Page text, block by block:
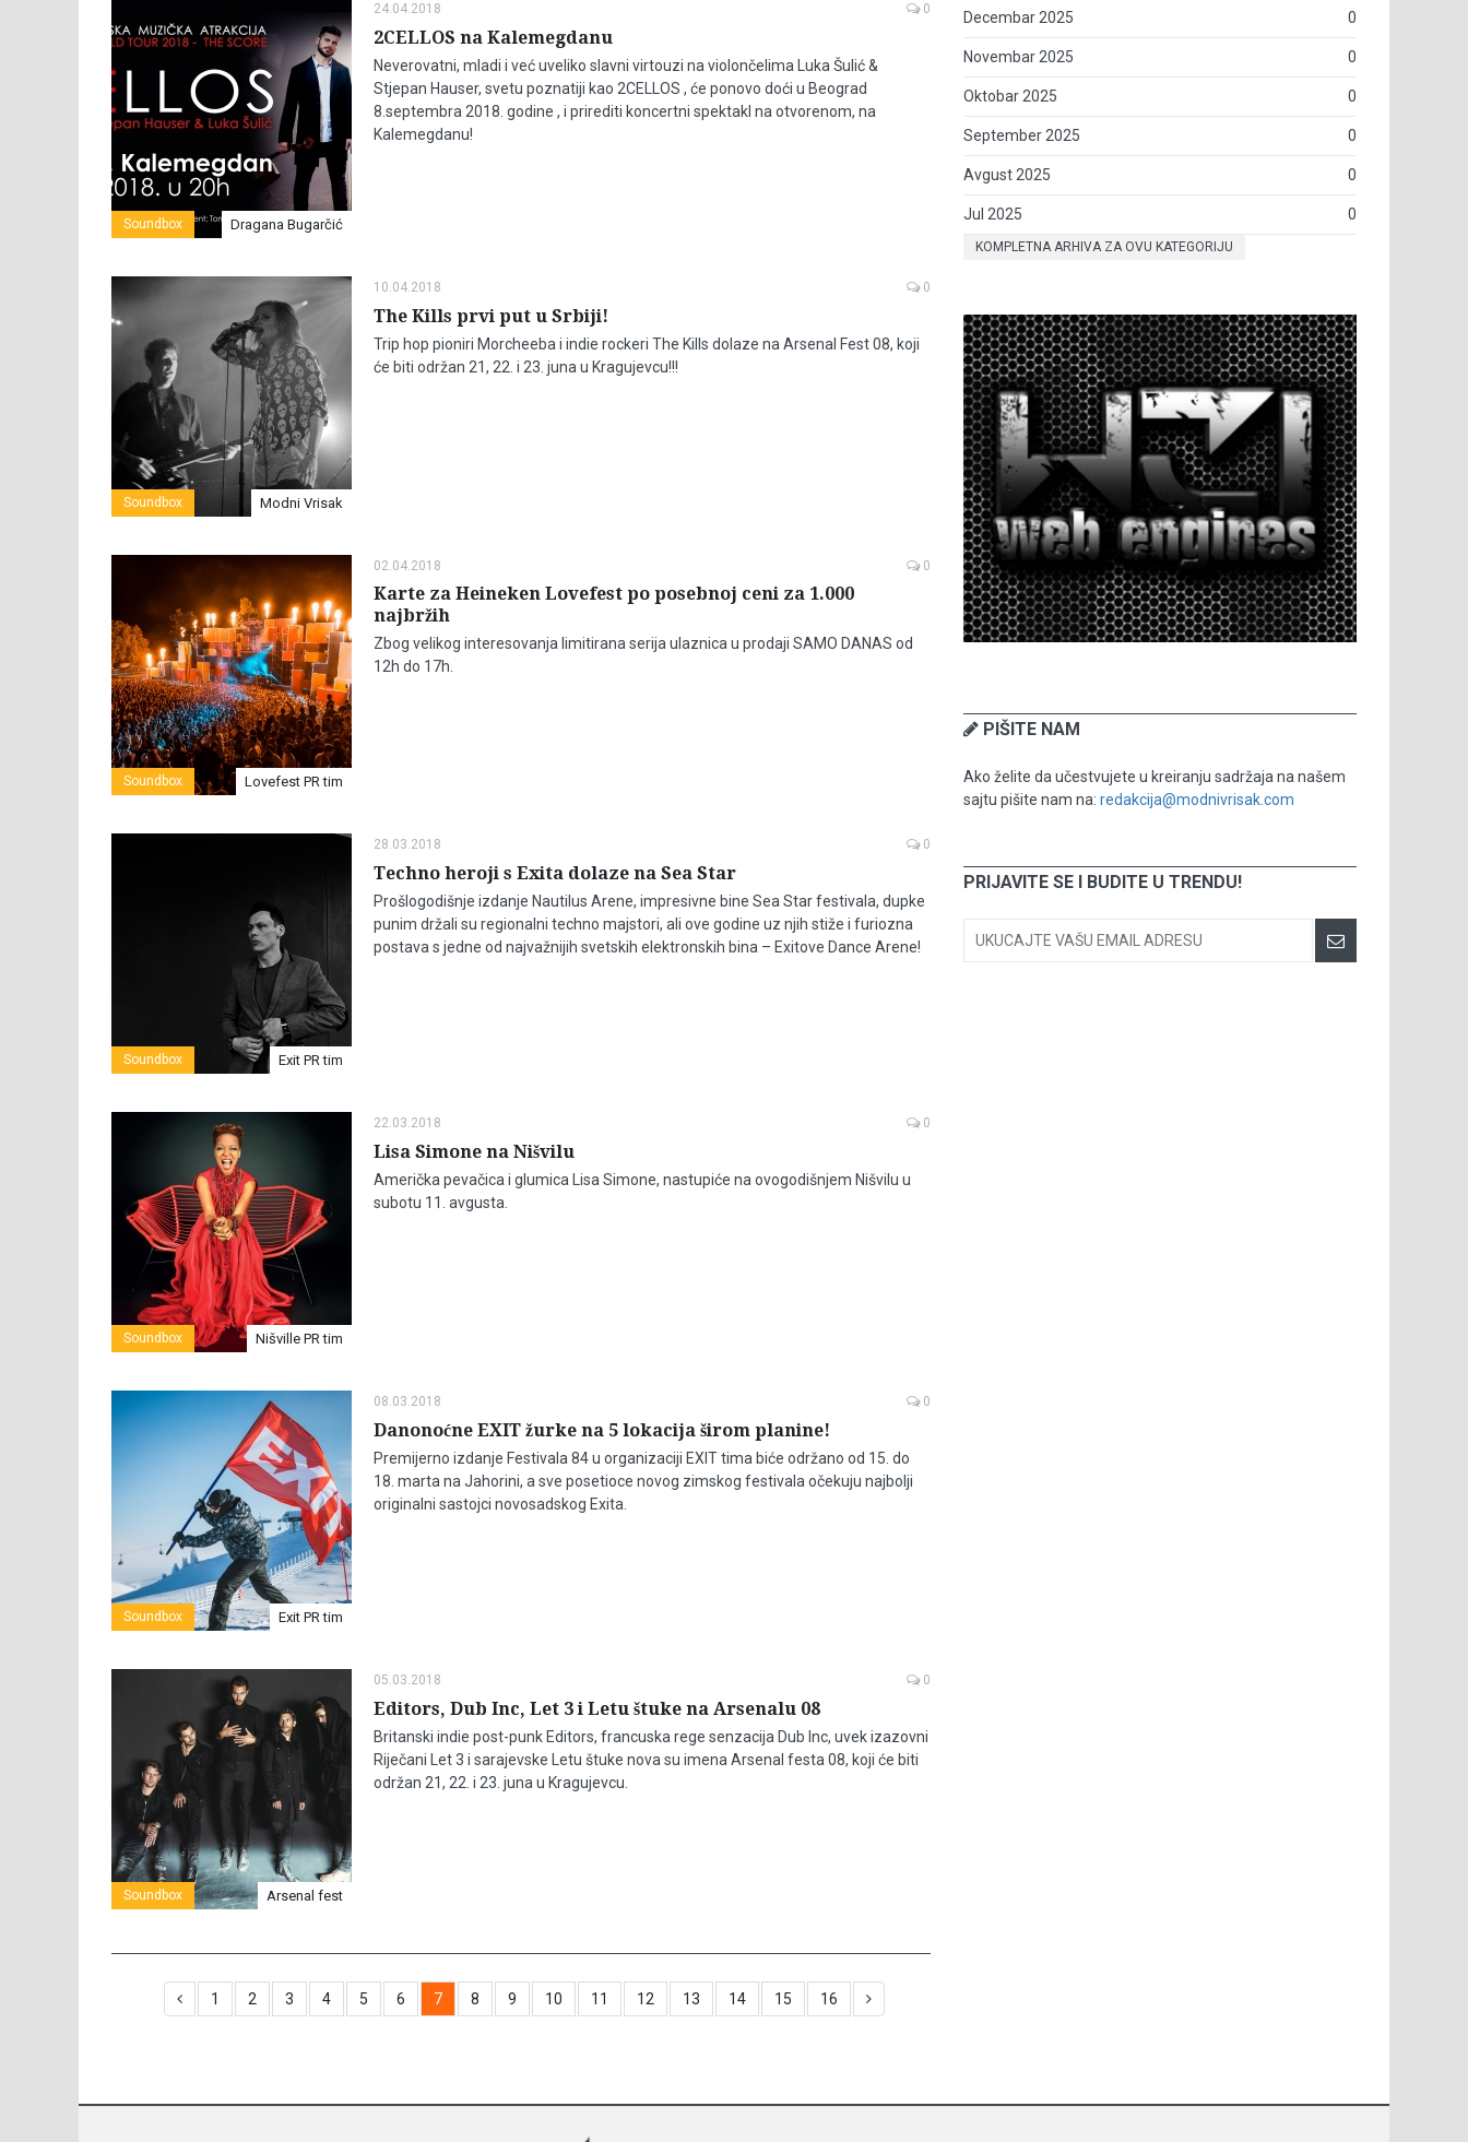
Soundbox Dragana Bugarčić
24.04.2018 0
2CELLOS na Kalemegdanu
Neverovatni, mladi i već uveliko slavni virtouzi na violončelima Luka Šulić &
Stjepan Hauser, svetu poznatiji kao 2CELLOS , će ponovo doći u Beograd
8.septembra 2018. godine , i prirediti koncertni spektakl na otvorenom, na
Kalemegdanu!
Soundbox Modni Vrisak
10.04.2018 0
The Kills prvi put u Srbiji!
Trip hop pioniri Morcheeba i indie rockeri The Kills dolaze na Arsenal Fest 08, koji
će biti održan 21, 22. i 23. juna u Kragujevcu!!!
Soundbox Lovefest PR tim
02.04.2018 0
Karte za Heineken Lovefest po posebnoj ceni za 1.000
najbržih
Zbog velikog interesovanja limitirana serija ulaznica u prodaji SAMO DANAS od
12h do 17h.
Soundbox Exit PR tim
28.03.2018 0
Techno heroji s Exita dolaze na Sea Star
Prošlogodišnje izdanje Nautilus Arene, impresivne bine Sea Star festivala, dupke
punim držali su regionalni techno majstori, ali ove godine uz njih stiže i furiozna
postava s jedne od najvažnijih svetskih elektronskih bina – Exitove Dance Arene!
Soundbox Nišville PR tim
22.03.2018 0
Lisa Simone na Nišvilu
Američka pevačica i glumica Lisa Simone, nastupiće na ovogodišnjem Nišvilu u
subotu 11. avgusta.
Soundbox Exit PR tim
08.03.2018 0
Danonoćne EXIT žurke na 5 lokacija širom planine!
Premijerno izdanje Festivala 84 u organizaciji EXIT tima biće održano od 15. do
18. marta na Jahorini, a sve posetioce novog zimskog festivala očekuju najbolji
originalni sastojci novosadskog Exita.
Soundbox Arsenal fest
05.03.2018 0
Editors, Dub Inc, Let 3 i Letu štuke na Arsenalu 08
Britanski indie post-punk Editors, francuska rege senzacija Dub Inc, uvek izazovni
Riječani Let 3 i sarajevske Letu štuke nova su imena Arsenal festa 08, koji će biti
održan 21, 22. i 23. juna u Kragujevcu.
1 2 3 4 5 6 7 8 9 10 11 12 13 14 15 16
Decembar 2025 0
Novembar 2025 0
Oktobar 2025 0
September 2025 0
Avgust 2025 0
Jul 2025 0
KOMPLETNA ARHIVA ZA OVU KATEGORIJU
PIŠITE NAM
Ako želite da učestvujete u kreiranju sadržaja na našem
sajtu pišite nam na: redakcija@modnivrisak.com
PRIJAVITE SE I BUDITE U TRENDU!